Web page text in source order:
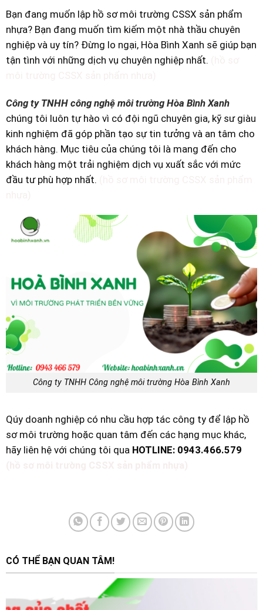
Bạn đang muốn lập hồ sơ môi trường CSSX sản phẩm
nhựa? Bạn đang muốn tìm kiếm một nhà thầu chuyên
nghiệp và uy tín? Đừng lo ngại, Hòa Bình Xanh sẽ giúp bạn
tận tình với những dịch vụ chuyên nghiệp nhất.
Công ty TNHH công nghệ môi trường Hòa Bình Xanh
chúng tôi luôn tự hào vì có đội ngũ chuyên gia, kỹ sư giàu
kinh nghiệm đã góp phần tạo sự tin tưởng và an tâm cho
khách hàng. Mục tiêu của chúng tôi là mang đến cho
khách hàng một trải nghiệm dịch vụ xuất sắc với mức
đầu tư phù hợp nhất.
Công ty TNHH Công nghệ môi trường Hòa Bình Xanh
Qúy doanh nghiệp có nhu cầu hợp tác công ty để lập hồ
sơ môi trường hoặc quan tâm đến các hạng mục khác,
hãy liên hệ với chúng tôi qua HOTLINE: 0943.466.579
CÓ THỂ BẠN QUAN TÂM!